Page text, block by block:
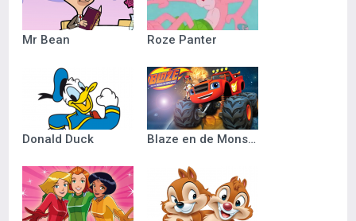
Mr Bean Roze Panter
Donald Duck Blaze en de Monsterwielen